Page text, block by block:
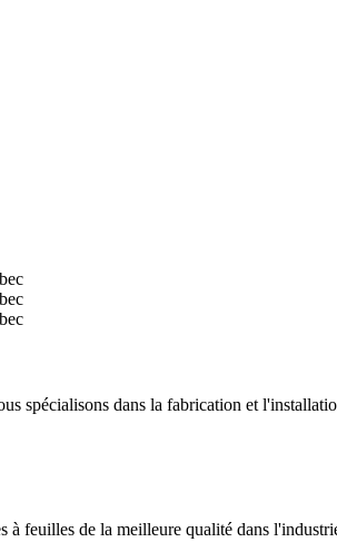
spécialisons dans la fabrication et
feuilles de la meilleure qualité dans